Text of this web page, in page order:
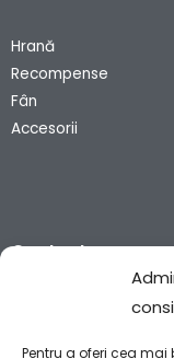
Pentru a oferi cea mai
Hrană
Recompense
Fân
Accesorii
Contact
Sibiu, România